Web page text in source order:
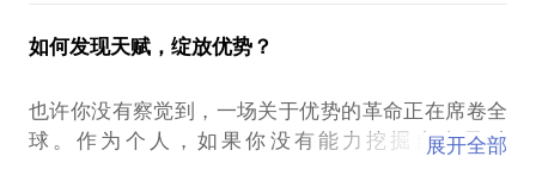
我是清华大学管理学的博士，也是一名盖洛普全球授
机构：殷睐学堂，市场营销专业的背景加上在优势领
域的学习与实践，让我能够帮助你梳理出基于你个人
动力的时候——这很正常，因为就像机器需要保养，
人同样需要充电。我们恰恰应该利用好这段“难得”的
清晰的确认，补充能量，再次上路。 【我擅长】帮助
迷茫的你梳理内在驱动力，帮助你深刻理解当下最重
如何发现天赋，绽放优势？
也许你没有察觉到，一场关于优势的革命正在席卷全
球。作为个人，如果你没有能力挖掘自身天赋
展开全部